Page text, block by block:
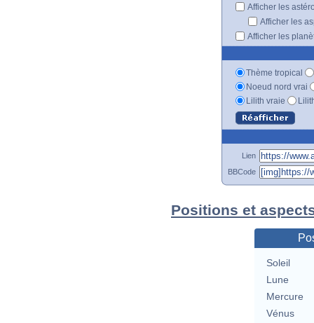
Afficher les
Afficher les
Afficher les
Thème tropical
Noeud nord vrai
Lilith vraie
Lien
BBCode
Positions et
Soleil
Lune
Mercure
Vénus